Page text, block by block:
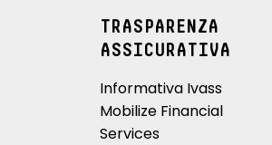
TRASPARENZA
ASSICURATIVA
Informativa Ivass
Mobilize Financial
Services